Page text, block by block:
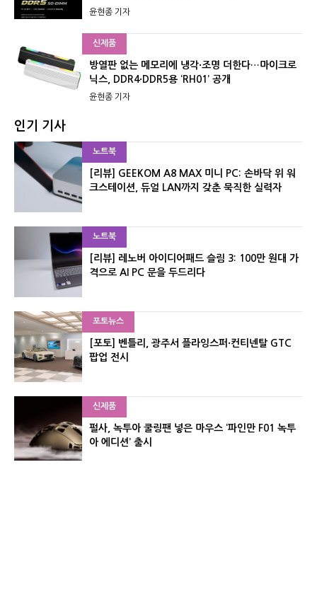
윤현종 기자
신제품
방열판 없는 메모리에 냉각·조명 더한다…마이크로
닉스, DDR4·DDR5용 ‘RH01’ 공개
윤현종 기자
인기 기사
노트북
[리뷰] GEEKOM A8 MAX 미니 PC: 손바닥 위 워
크스테이션, 듀얼 LAN까지 갖춘 묵직한 실력자
노트북
[리뷰] 레노버 아이디어패드 슬림 3: 100만 원대 가
격으로 AI PC 문을 두드리다
포토뉴스
[포토] 벤틀리, 광주서 플라잉스퍼·컨티넨탈 GTC
팝업 전시
신제품
펄사, 녹투아 쿨링팬 넣은 마우스 ‘파인만 F01 녹투
아 에디션’ 출시